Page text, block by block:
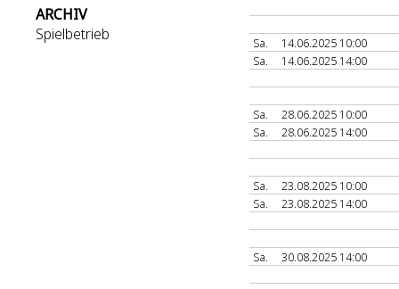
ARCHIV
Spielbetrieb
Sa.
14.06.2025 10:00
Sa.
14.06.2025 14:00
Sa.
28.06.2025 10:00
Sa.
28.06.2025 14:00
Sa.
23.08.2025 10:00
Sa.
23.08.2025 14:00
Sa. 30.08.2025 14:00